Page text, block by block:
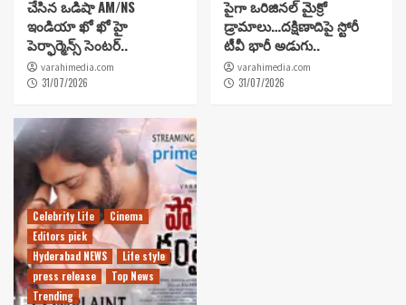
చేసిన ఒడిషా AM/NS
ఇండియా ఖో ఖో హై
పెర్ఫార్మెన్స్ సెంటర్..
varahimedia.com
31/07/2026
పైగా ఒరిజినల్ మైక్రో
డ్రామాలు…దక్షిణాదిపై స్టోరీ
టీవీ భారీ అడుగు..
varahimedia.com
31/07/2026
Celebrity Life
Cinema
Editors pick
Hyderabad NEWS
Life style
press release
Top News
Trending